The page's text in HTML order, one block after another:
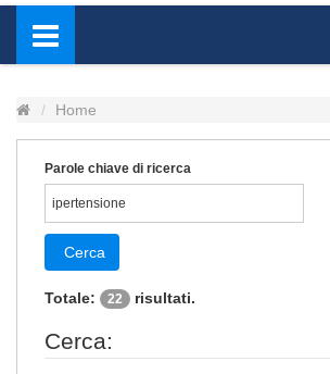
Home
Parole chiave di ricerca
Cerca
Totale: 22 risultati.
Cerca: